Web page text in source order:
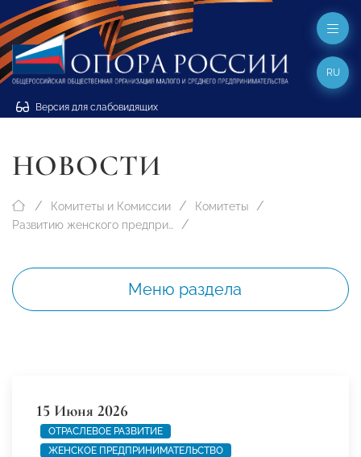
Версия для слабовидящих
RU
НОВОСТИ
Комитеты и Комиссии
Комитеты
Развитию женского предпринимательства
Меню раздела
15 Июня 2026
ОТРАСЛЕВОЕ РАЗВИТИЕ
ЖЕНСКОЕ ПРЕДПРИНИМАТЕЛЬСТВО